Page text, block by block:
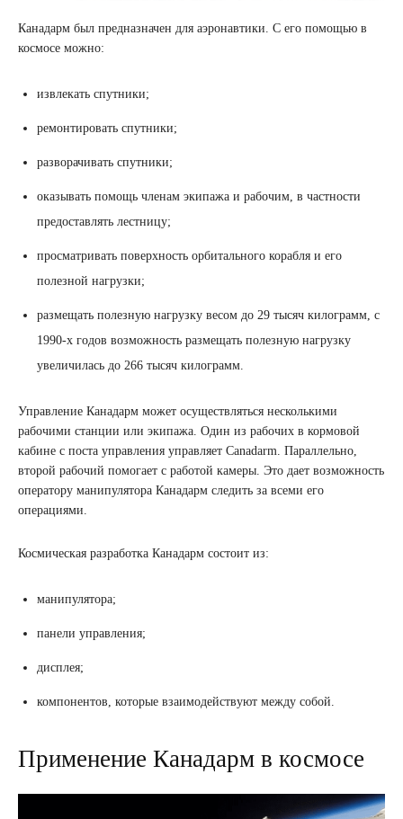
Канадарм был предназначен для аэронавтики. С его помощью в
космосе можно:
извлекать спутники;
ремонтировать спутники;
разворачивать спутники;
оказывать помощь членам экипажа и рабочим, в частности
предоставлять лестницу;
просматривать поверхность орбитального корабля и его
полезной нагрузки;
размещать полезную нагрузку весом до 29 тысяч килограмм, с
1990-х годов возможность размещать полезную нагрузку
увеличилась до 266 тысяч килограмм.
Управление Канадарм может осуществляться несколькими
рабочими станции или экипажа. Один из рабочих в кормовой
кабине с поста управления управляет Canadarm. Параллельно,
второй рабочий помогает с работой камеры. Это дает возможность
оператору манипулятора Канадарм следить за всеми его
операциями.
Космическая разработка Канадарм состоит из:
манипулятора;
панели управления;
дисплея;
компонентов, которые взаимодействуют между собой.
Применение Канадарм в космосе